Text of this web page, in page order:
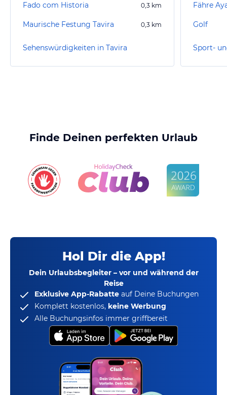
Fado com Historia 0,3 km
Maurische Festung Tavira 0,3 km
Sehenswürdigkeiten in Tavira
Fähre
Golf
Sport-
Finde Deinen perfekten Urlaub
Hol Dir die App!
Dein Urlaubsbegleiter – vor und während der
Reise
Exklusive App-Rabatte auf Deine Buchungen
Komplett kostenlos, keine Werbung
Alle Buchungsinfos immer griffbereit